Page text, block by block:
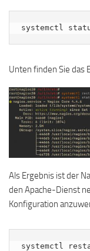
systemctl
Unten finden Sie das
Als Ergebnis ist der
den Apache-Dienst
Konfiguration
systemctl